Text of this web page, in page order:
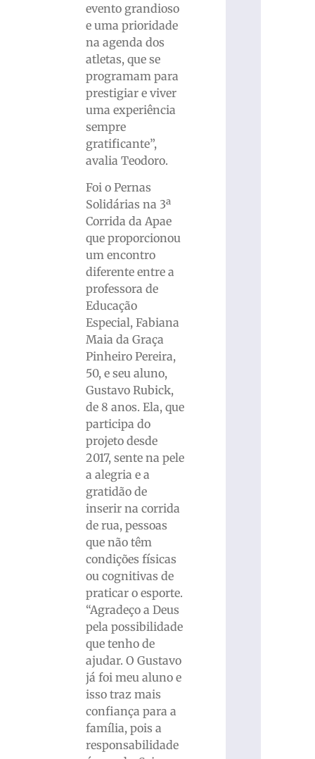
evento grandioso
e uma prioridade
na agenda dos
atletas, que se
programam para
prestigiar e viver
uma experiência
sempre
gratificante”,
avalia Teodoro.
Foi o Pernas
Solidárias na 3ª
Corrida da Apae
que proporcionou
um encontro
diferente entre a
professora de
Educação
Especial, Fabiana
Maia da Graça
Pinheiro Pereira,
50, e seu aluno,
Gustavo Rubick,
de 8 anos. Ela, que
participa do
projeto desde
2017, sente na pele
a alegria e a
gratidão de
inserir na corrida
de rua, pessoas
que não têm
condições físicas
ou cognitivas de
praticar o esporte.
“Agradeço a Deus
pela possibilidade
que tenho de
ajudar. O Gustavo
já foi meu aluno e
isso traz mais
confiança para a
família, pois a
responsabilidade